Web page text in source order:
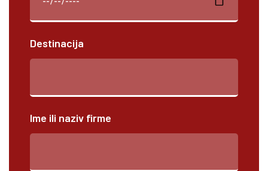
Destinacija
Ime ili naziv firme